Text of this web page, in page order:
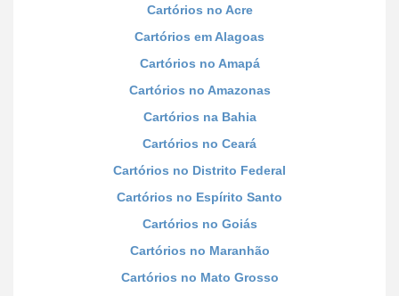
Cartórios no Acre
Cartórios em Alagoas
Cartórios no Amapá
Cartórios no Amazonas
Cartórios na Bahia
Cartórios no Ceará
Cartórios no Distrito Federal
Cartórios no Espírito Santo
Cartórios no Goiás
Cartórios no Maranhão
Cartórios no Mato Grosso